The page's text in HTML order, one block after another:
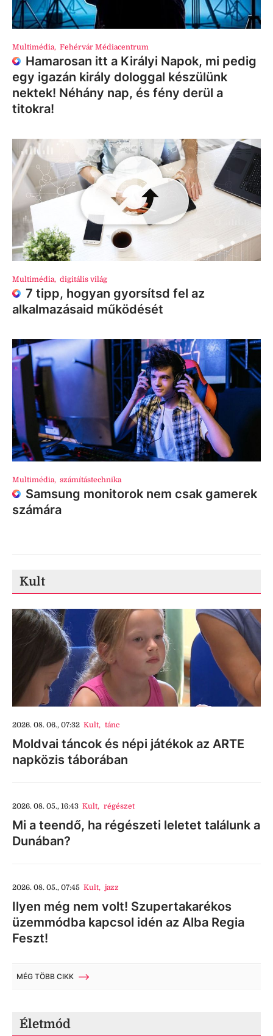
Multimédia, Fehérvár Médiacentrum
Hamarosan itt a Királyi Napok, mi pedig
egy igazán király dologgal készülünk
nektek! Néhány nap, és fény derül a
titokra!
Multimédia, digitális világ
7 tipp, hogyan gyorsítsd fel az
alkalmazásaid működését
Multimédia, számítástechnika
Samsung monitorok nem csak gamerek
számára
Kult
2026. 08. 06., 07:32 Kult, tánc
Moldvai táncok és népi játékok az ARTE
napközis táborában
2026. 08. 05., 16:43 Kult, régészet
Mi a teendő, ha régészeti leletet találunk a
Dunában?
2026. 08. 05., 07:45 Kult, jazz
Ilyen még nem volt! Szupertakarékos
üzemmódba kapcsol idén az Alba Regia
Feszt!
MÉG TÖBB CIKK
Életmód